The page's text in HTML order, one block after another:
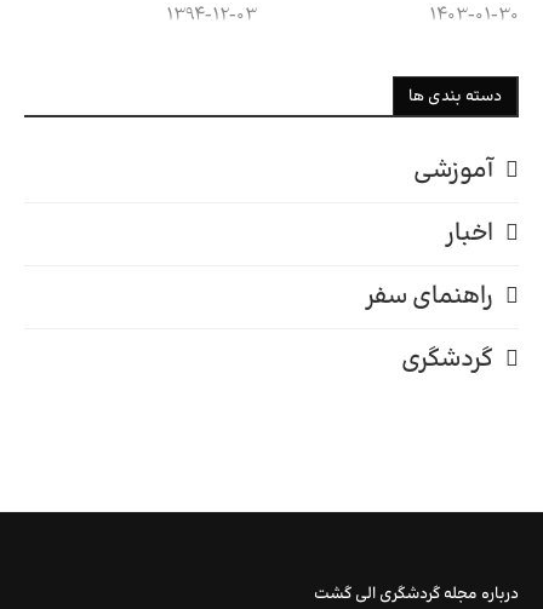
1403-01-30
1394-12-03
دسته بندی ها
آموزشی
اخبار
راهنمای سفر
گردشگری
درباره مجله گردشگری الی گشت